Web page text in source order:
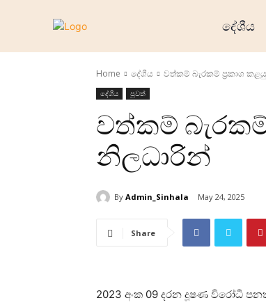
දේශීය
Home දේශීය වත්කම් බැරකම් ප්‍රකාශ
දේශීය පුවත්
වත්කම්
නිලධාරින්
By Admin_Sinhala May 24, 2025
Share
2023 අංක 09 දරන දූෂණ විරෝධී